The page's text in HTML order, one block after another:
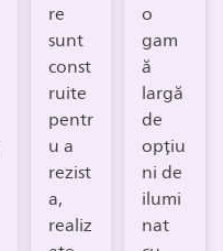
re
sunt
const
ruite
pentr
u a
rezist
a,
realiz
o
gam
ă
largă
de
opțiu
ni de
ilumi
nat